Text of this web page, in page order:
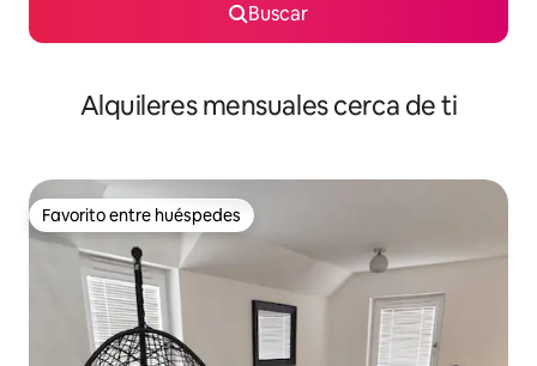
Buscar
Alquileres mensuales cerca de ti
Favorito entre huéspedes
Favorito entre huéspedes